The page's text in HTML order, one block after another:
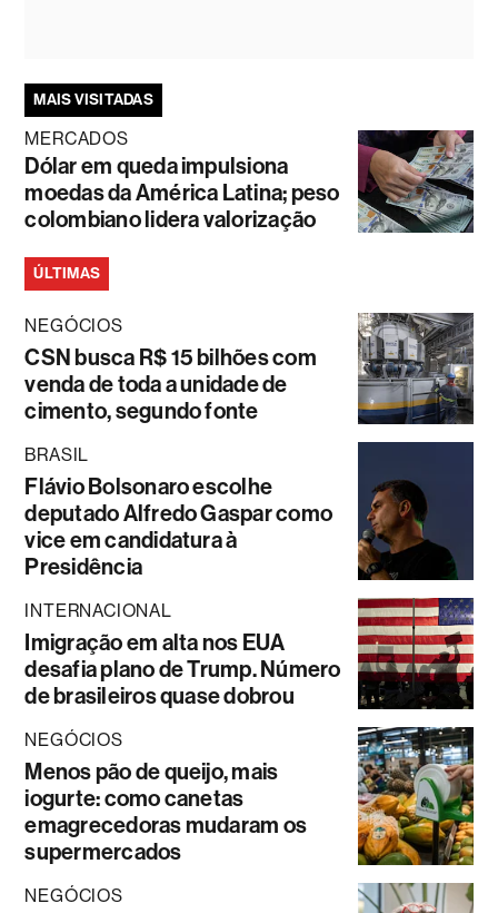
MAIS VISITADAS
MERCADOS
Dólar em queda impulsiona
moedas da América Latina; peso
colombiano lidera valorização
ÚLTIMAS
NEGÓCIOS
CSN busca R$ 15 bilhões com
venda de toda a unidade de
cimento, segundo fonte
BRASIL
Flávio Bolsonaro escolhe
deputado Alfredo Gaspar como
vice em candidatura à
Presidência
INTERNACIONAL
Imigração em alta nos EUA
desafia plano de Trump. Número
de brasileiros quase dobrou
NEGÓCIOS
Menos pão de queijo, mais
iogurte: como canetas
emagrecedoras mudaram os
supermercados
NEGÓCIOS